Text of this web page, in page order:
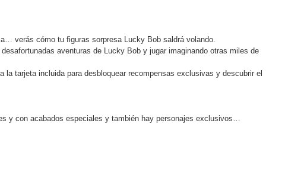
verás cómo tu figuras sorpresa Lucky Bob saldrá volando.
aventuras de Lucky Bob y jugar imaginando otras miles de
tarjeta incluida para desbloquear recompensas exclusivas y descubrir el
y con acabados especiales y también hay personajes exclusivos…